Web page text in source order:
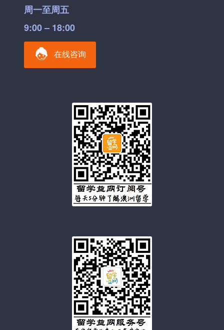
周一至周五
9:00 – 18:00
在线咨询